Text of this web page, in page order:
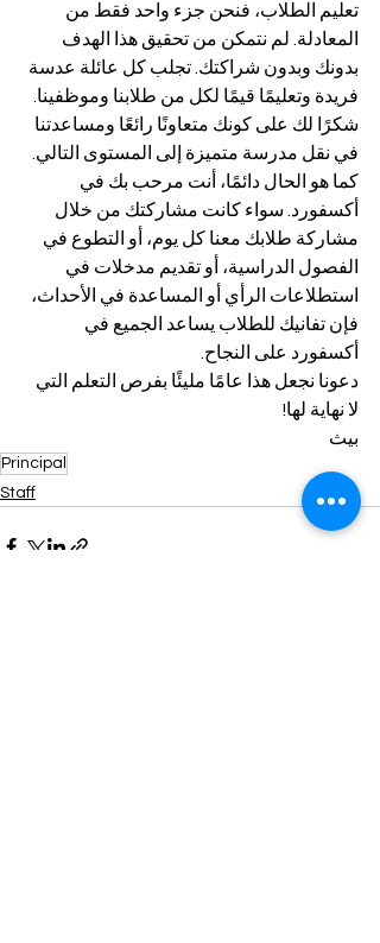
تعليم الطلاب، فنحن جزء واحد فقط من
المعادلة. لم نتمكن من تحقيق هذا الهدف
بدونك وبدون شراكتك. تجلب كل عائلة عدسة
فريدة وتعليمًا قيمًا لكل من طلابنا وموظفينا.
شكرًا لك على كونك متعاونًا رائعًا ومساعدتنا
في نقل مدرسة متميزة إلى المستوى التالي.
كما هو الحال دائمًا، أنت مرحب بك في
أكسفورد. سواء كانت مشاركتك من خلال
مشاركة طلابك معنا كل يوم، أو التطوع في
الفصول الدراسية، أو تقديم مدخلات في
استطلاعات الرأي أو المساعدة في الأحداث،
فإن تفانيك للطلاب يساعد الجميع في
أكسفورد على النجاح.
دعونا نجعل هذا عامًا مليئًا بفرص التعلم التي
لا نهاية لها!
بيث
Principal
Staff